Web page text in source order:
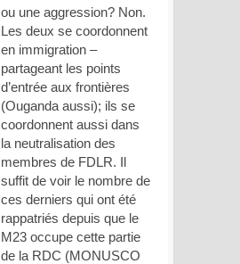
ou une aggression? Non.
Les deux se coordonnent
en immigration –
partageant les points
d’entrée aux frontières
(Ouganda aussi); ils se
coordonnent aussi dans
la neutralisation des
membres de FDLR. Il
suffit de voir le nombre de
ces derniers qui ont été
rappatriés depuis que le
M23 occupe cette partie
de la RDC (MONUSCO